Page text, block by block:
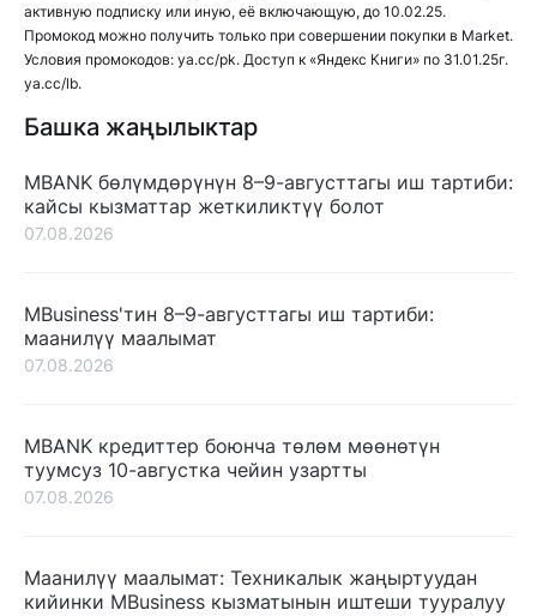
активную подписку или иную, её включающую, до 10.02.25.
Промокод можно получить только при совершении покупки в Market.
Условия промокодов: ya.cc/pk. Доступ к «Яндекс Книги» по 31.01.25г.
ya.cc/lb.
Башка жаңылыктар
MBANK бөлүмдөрүнүн 8–9-августтагы иш тартиби:
кайсы кызматтар жеткиликтүү болот
07.08.2026
MBusiness'тин 8–9-августтагы иш тартиби:
маанилүү маалымат
07.08.2026
MBANK кредиттер боюнча төлөм мөөнөтүн
туумсуз 10-августка чейин узартты
07.08.2026
Маанилүү маалымат: Техникалык жаңыртуудан
кийинки MBusiness кызматынын иштеши тууралуу